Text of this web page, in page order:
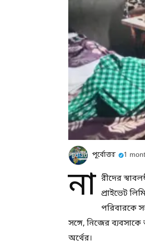
পূর্বোত্তর 1
না রীদের
প্রাইভেট
পরিবারকে
সঙ্গে, নিজের
অর্থের।